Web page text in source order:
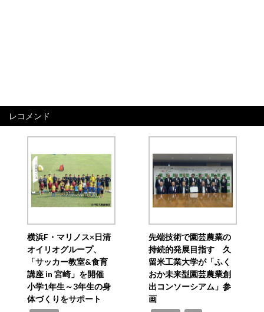
レコメンド
横浜F・マリノス×日清
オイリオグループ、
「サッカー教室&食育
講座 in 宮崎」を開催
小学1年生～3年生の身
体づくりをサポート
先端技術で園芸農業の
持続的発展目指す 久
留米工業大学が「ふく
おか未来型園芸農業創
出コンソーシアム」参
画